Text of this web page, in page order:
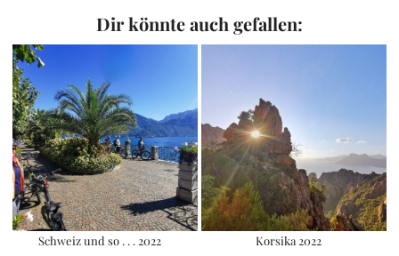
Dir könnte auch gefallen:
Schweiz und so . . . 2022 Korsika 2022